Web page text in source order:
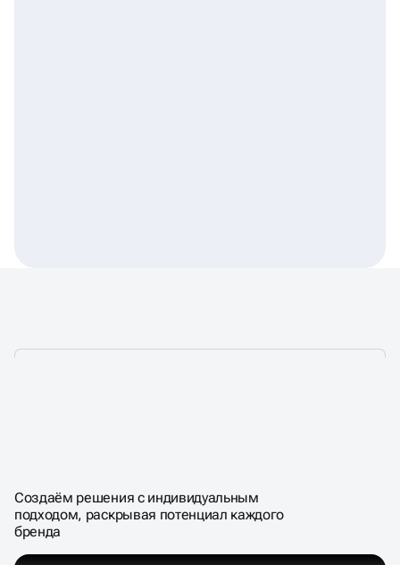
СТРАСТЬЮ К КРЕАТИВУ
Создаём решения с индивидуальным
подходом, раскрывая потенциал каждого
бренда